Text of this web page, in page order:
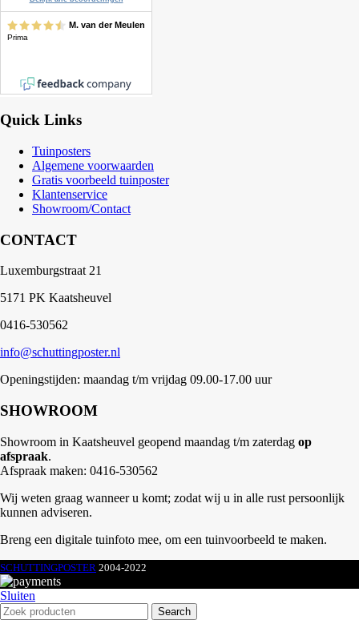
Quick Links
Tuinposters
Algemene voorwaarden
Gratis voorbeeld tuinposter
Klantenservice
Showroom/Contact
CONTACT
Luxemburgstraat 21
5171 PK Kaatsheuvel
0416-530562
info@schuttingposter.nl
Openingstijden: maandag t/m vrijdag 09.00-17.00 uur
SHOWROOM
Showroom in Kaatsheuvel geopend maandag t/m zaterdag op
afspraak.
Afspraak maken: 0416-530562
Wij weten graag wanneer u komt; zodat wij u in alle rust persoonlijk
kunnen adviseren.
Breng een digitale tuinfoto mee, om een tuinvoorbeeld te maken.
SCHUTTINGPOSTER 2004-2022
Sluiten
Search